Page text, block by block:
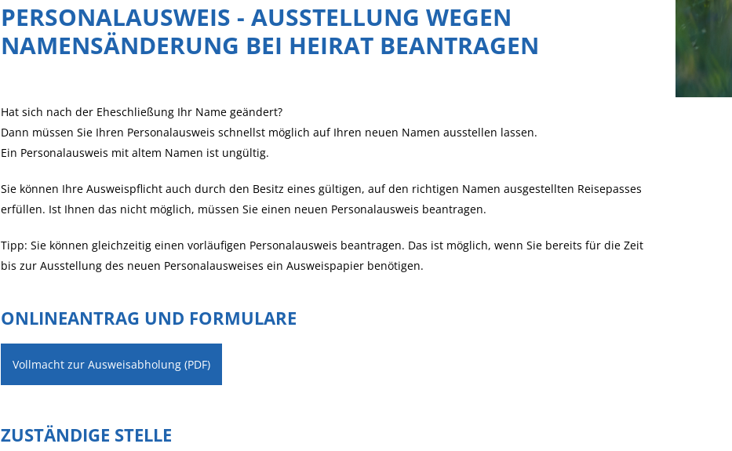
PERSONALAUSWEIS - AUSSTELLUNG WEGEN
NAMENSÄNDERUNG BEI HEIRAT BEANTRAGEN
Hat sich nach der Eheschließung Ihr Name geändert?
Dann müssen Sie Ihren Personalausweis schnellst möglich auf Ihren neuen Namen ausstellen lassen.
Ein Personalausweis mit altem Namen ist ungültig.
Sie können Ihre Ausweispflicht auch durch den Besitz eines gültigen, auf den richtigen Namen ausgestellten Reisepasses
erfüllen. Ist Ihnen das nicht möglich, müssen Sie einen neuen Personalausweis beantragen.
Tipp: Sie können gleichzeitig einen vorläufigen Personalausweis beantragen. Das ist möglich, wenn Sie bereits für die Zeit
bis zur Ausstellung des neuen Personalausweises ein Ausweispapier benötigen.
ONLINEANTRAG UND FORMULARE
Vollmacht zur Ausweisabholung (PDF)
ZUSTÄNDIGE STELLE